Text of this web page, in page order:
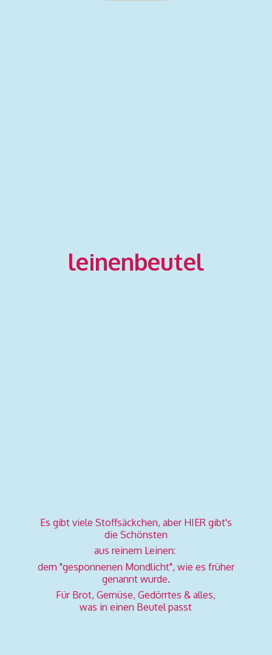
leinenbeutel
Es gibt viele Stoffsäckchen, aber HIER gibt's
die Schönsten
aus reinem Leinen:
dem "gesponnenen Mondlicht", wie es früher
genannt wurde.
Für Brot, Gemüse, Gedörrtes & alles,
was in einen Beutel passt